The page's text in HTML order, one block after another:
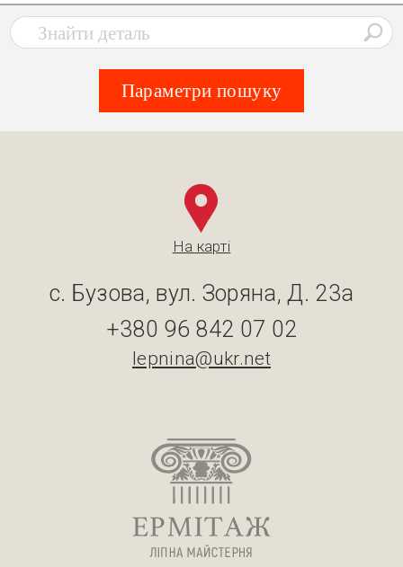
Параметри пошуку
На карті
с. Бузова, вул. Зоряна, Д. 23а
+380 96 842 07 02
lepnina@ukr.net